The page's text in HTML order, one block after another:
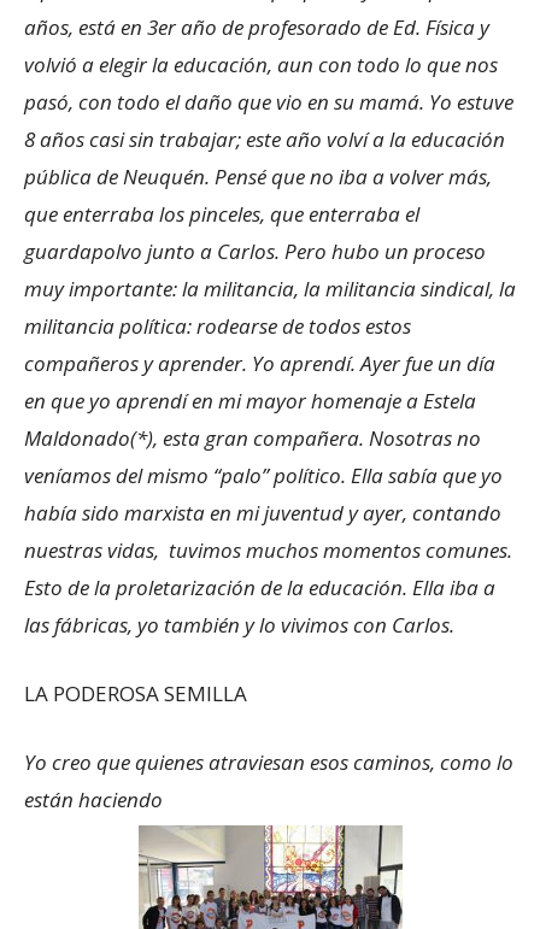
años, está en 3er año de profesorado de Ed. Física y
volvió a elegir la educación, aun con todo lo que nos
pasó, con todo el daño que vio en su mamá. Yo estuve
8 años casi sin trabajar; este año volví a la educación
pública de Neuquén. Pensé que no iba a volver más,
que enterraba los pinceles, que enterraba el
guardapolvo junto a Carlos. Pero hubo un proceso
muy importante: la militancia, la militancia sindical, la
militancia política: rodearse de todos estos
compañeros y aprender. Yo aprendí. Ayer fue un día
en que yo aprendí en mi mayor homenaje a Estela
Maldonado(*), esta gran compañera. Nosotras no
veníamos del mismo “palo” político. Ella sabía que yo
había sido marxista en mi juventud y ayer, contando
nuestras vidas, tuvimos muchos momentos comunes.
Esto de la proletarización de la educación. Ella iba a
las fábricas, yo también y lo vivimos con Carlos.
LA PODEROSA SEMILLA
Yo creo que quienes atraviesan esos caminos, como lo
están haciendo